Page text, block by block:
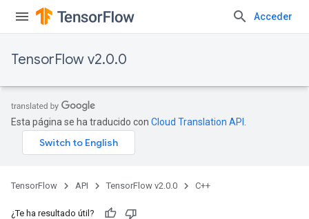
Acceder
TensorFlow v2.0.0
Esta página se ha traducido con Cloud Translation API
TensorFlow API TensorFlow v2.0.0 C++
¿Te ha resultado útil?